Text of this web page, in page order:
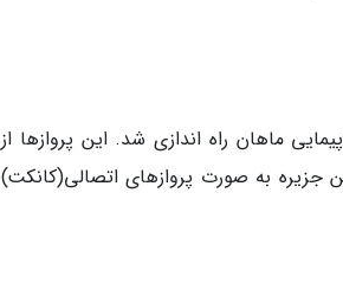
ماهان راه اندازی شد. این پروازها از
جزیره به صورت پروازهای اتصالی(کانکت)